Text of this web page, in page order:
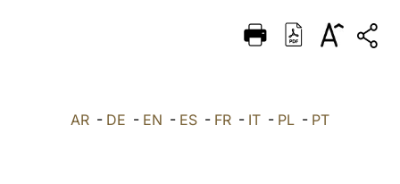
ITALIANO
AR - DE - EN - ES - FR - IT - PL - PT